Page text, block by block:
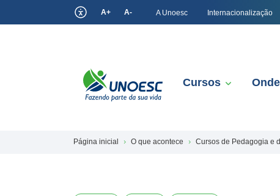
A+ A- A Unoesc Internacionalização
Cursos
Página inicial O que acontece Cursos de Pedagogia e